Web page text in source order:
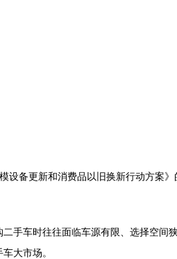
备更新和消费品以旧换新行动方案》
手车时往往面临车源有限、选择空间
大市场。